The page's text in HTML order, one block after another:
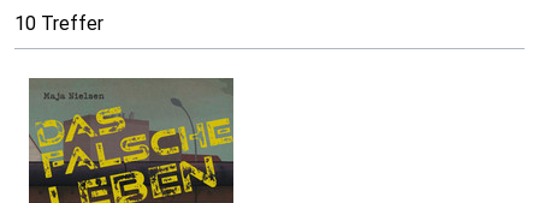
10 Treffer